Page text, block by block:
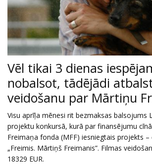
Vēl tikai 3 dienas
nobalsot, tādējādi
veidošanu par Mārtiņu
Visu aprīļa mēnesi rit bezmaksas balsojums
projektu konkursā, kurā par finansējumu
Freimaņa fonda (MFF) iesniegtais projekts
„Freimis. Mārtiņš Freimanis”. Filmas
18329 EUR.